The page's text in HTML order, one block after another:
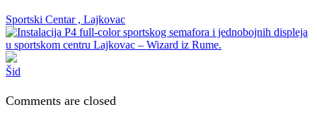
Sportski Centar , Lajkovac
Šid
Comments are closed